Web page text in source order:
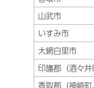
山武市
いすみ市
大網白里市
印旛郡（酒々井
香取郡（神崎町